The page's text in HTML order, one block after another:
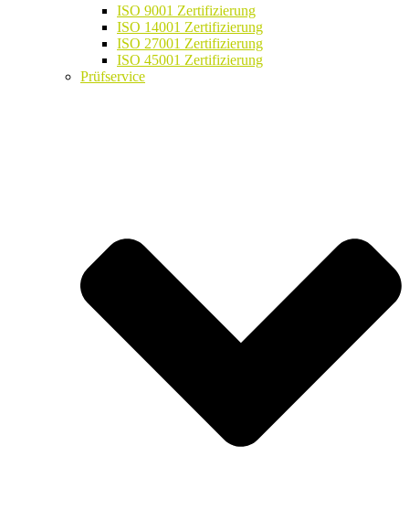
ISO 9001 Zertifizierung
ISO 14001 Zertifizierung
ISO 27001 Zertifizierung
ISO 45001 Zertifizierung
Prüfservice